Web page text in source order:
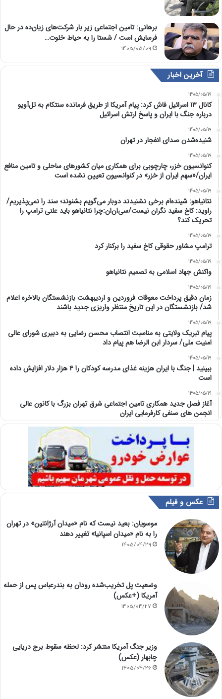
برهانی: تامین اجتماعی زیر بار شرکت‌های زیان‌ده در حال
فرسایش است / شستا را به حیاط خلوت…
1405/05/09
آخرین اخبار
1405/05/19
کانال ۱۳ اسرائیل فاش کرد: پیام آمریکا از طریق فرمانده سنتکام به تل‌آویو
درباره جنگ با ایران و پاسخ ارتش اسرائیل
1405/05/19
شنیده‌شدن صدای انفجار در تهران
1405/05/19
کنوانسیون خزر، چارچوبی برای همکاری میان کشورهای ساحلی و تامین منافع
ایران/«سهم ایران از خزر» در کنوانسیون تعیین نشده است
1405/05/19
نتانیاهو: شینده‌ام برخی نشنیدند دوبار می‌گویم بشنوند؛ سند را نمی‌پذیریم/
راوید: کاخ سفید نگران نیست/سی‌ان‌ان:چرا نتانیاهو باید علنی ترامپ را
تحریک کند؟
1405/05/19
ترامپ مشاور حقوقی کاخ سفید را برکنار کرد
1405/05/19
واکنش جهاد اسلامی به تصمیم نتانیاهو
1405/05/19
زمان دقیق پرداخت معوقات فروردین و اردیبهشت بازنشستگان بالاخره اعلام
شد/ بازنشستگان در این تاریخ منتظر واریزی جدید باشند
1405/05/19
پیام تبریک ولایتی به مناسبت انتصاب محسن رضایی به دبیری شورای عالی
امنیت ملی/ سردار ابن الرضا هم پیام داد
1405/05/19
ببینید | جنگ با ایران هزینه غذای مدرسه کودکان را ۴ هزار دلار افزایش داده
است
1405/05/19
آغاز فصل جدید همکاری تامین اجتماعی شرق تهران بزرگ با کانون عالی
انجمن های صنفی کارفرمایی ایران
عکس و فیلم
موسویان: بعید نیست که نام «میدان آرژانتین» در تهران
را به نام «میدان اسپانیا» تغییر دهند
1405/04/29
وضعیت پل تخریب‌شده رودان به بندرعباس پس از حمله
آمریکا (+عکس)
1405/04/27
وزیر جنگ آمریکا منتشر کرد: لحظه سقوط برج دریایی
چابهار (عکس)
1405/04/26